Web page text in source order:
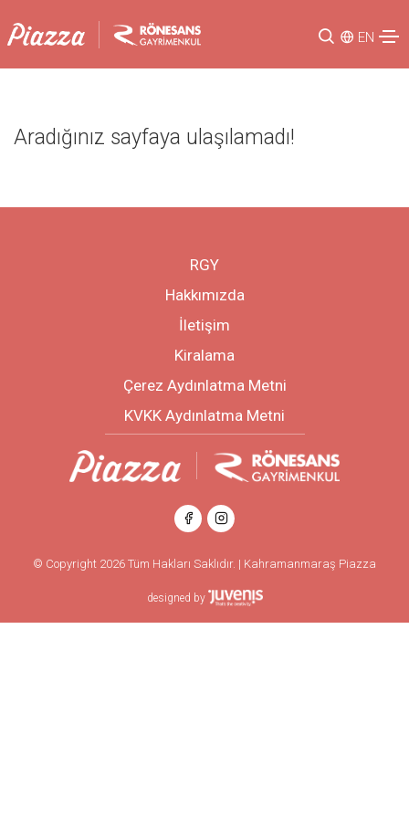
EN
Aradığınız sayfaya ulaşılamadı!
RGY
Hakkımızda
İletişim
Kiralama
Çerez Aydınlatma Metni
KVKK Aydınlatma Metni
© Copyright 2026 Tüm Hakları Saklıdır. | Kahramanmaraş Piazza
designed by